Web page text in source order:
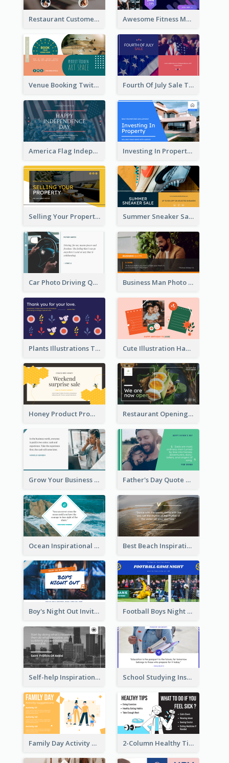
Restaurant Customer Review Twitter Post Awesome Fitness Member Discount Twitter Post Design
Venue Booking Twitter Post Design Fourth Of July Sale Twitter Post
America Flag Independence Day Twitter Post Investing In Property Real Estate Twitter Post
Selling Your Property Real Estate Twitter Post Summer Sneaker Sale Twitter Post
Car Photo Driving Quote Twitter Post Business Man Photo Business Quote Twitter Post
Plants Illustrations Thank You Twitter Post Cute Illustration Happy Birthday Twitter Post
Honey Product Promotion Twitter Post Restaurant Opening Promotion Twitter Post
Grow Your Business Quote Twitter Post Father's Day Quote Twitter Post
Ocean Inspirational Quote Twitter Post Best Beach Inspirational Quote Twitter Post
Boy's Night Out Invitation Twitter Post Football Boys Night Out Twitter Post
Self-help Inspirational Quote Of Today Twitter Post School Studying Inspirational Quote Twitter Post
Family Day Activity Suggestions Twitter Post 2-Column Healthy Tips Twitter Post With Illustrations